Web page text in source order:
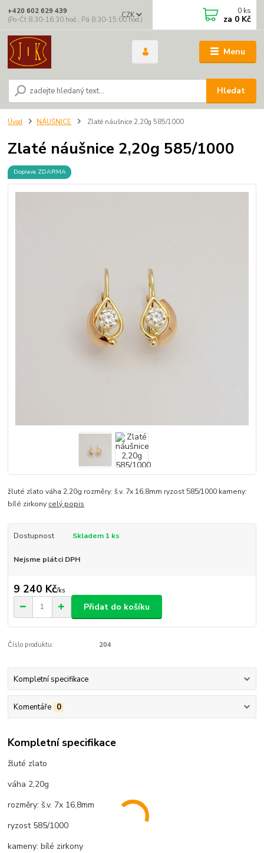
Menu
CZK
Hledat
+420 602 629 439
(Po-Čt 8:30-16:30 hod., Pá 8:30-15:00 hod.)
0 ks
za 0 Kč
Úvod NÁUŠNICE Zlaté náušnice 2,20g 585/1000
Zlaté náušnice 2,20g 585/1000
Doprava ZDARMA
žluté zlato váha 2,20g rozměry: š.v. 7x 16,8mm ryzost 585/1000 kameny:
bílé zirkony celý popis
Dostupnost Skladem 1 ks
Nejsme plátci DPH
9 240 Kč/ks
Přidat do košíku
Číslo produktu: 204
Kompletní specifikace
Komentáře 0
Kompletní specifikace
žluté zlato
váha 2,20g
rozměry: š.v. 7x 16,8mm
ryzost 585/1000
kameny: bílé zirkony